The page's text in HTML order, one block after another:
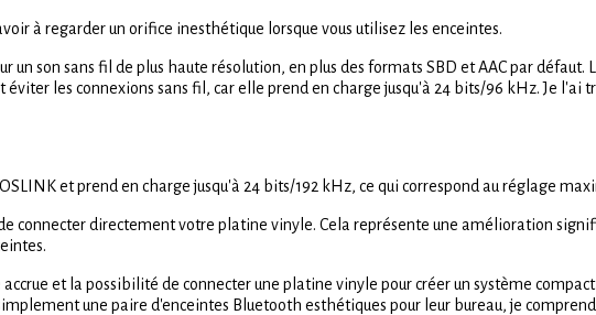
à regarder un orifice inesthétique lorsque vous utilisez les enceintes.
son sans fil de plus haute résolution, en plus des formats SBD et AAC par défaut.
les connexions sans fil, car elle prend en charge jusqu'à 24 bits/96 kHz. Je l'ai
et prend en charge jusqu'à 24 bits/192 kHz, ce qui correspond au réglage
connecter directement votre platine vinyle. Cela représente une amélioration
et la possibilité de connecter une platine vinyle pour créer un système
une paire d'enceintes Bluetooth esthétiques pour leur bureau, je